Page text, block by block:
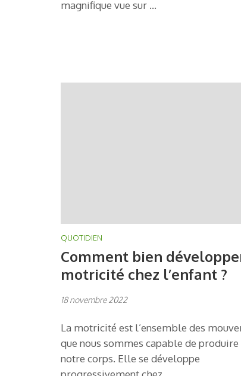
magnifique vue sur …
QUOTIDIEN
Comment bien
motricité chez l’enfant ?
18 novembre 2022
La motricité est l’ensemble des
que nous sommes capable de produire
notre corps. Elle se développe